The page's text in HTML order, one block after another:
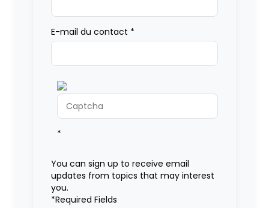
E-mail du contact *
*
You can sign up to receive email
updates from topics that may interest
you.
*Required Fields